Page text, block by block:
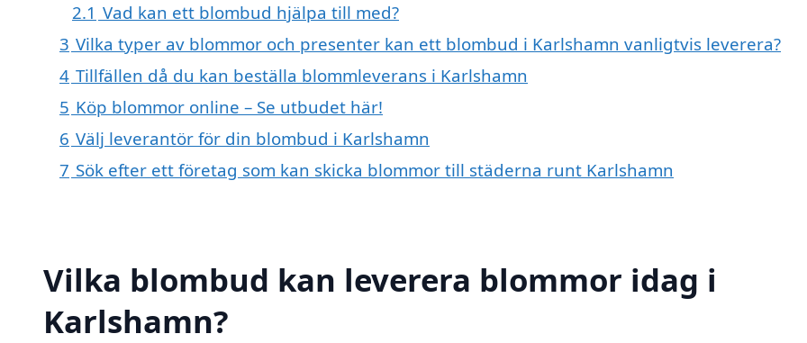
2.1 Vad kan ett blombud hjälpa till med?
3 Vilka typer av blommor och presenter kan ett blombud i Karlshamn vanligtvis leverera?
4 Tillfällen då du kan beställa blommleverans i Karlshamn
5 Köp blommor online – Se utbudet här!
6 Välj leverantör för din blombud i Karlshamn
7 Sök efter ett företag som kan skicka blommor till städerna runt Karlshamn
Vilka blombud kan leverera blommor idag i
Karlshamn?